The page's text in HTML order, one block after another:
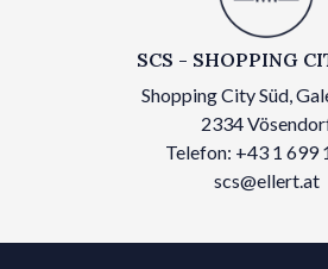
SCS - SHOPPING
Shopping City Süd,
2334
Telefon: +43 1 699
scs@ellert.at